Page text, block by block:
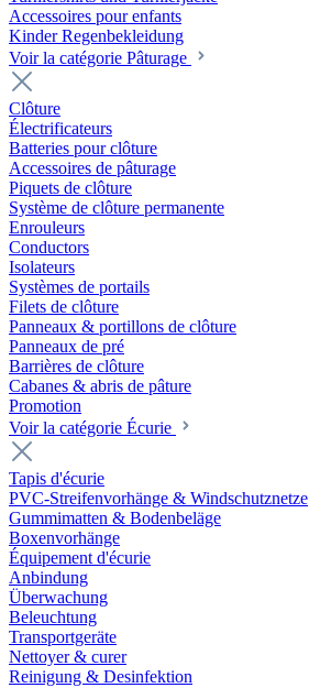
Accessoires pour enfants
Kinder Regenbekleidung
Voir la catégorie Pâturage
Clôture
Électrificateurs
Batteries pour clôture
Accessoires de pâturage
Piquets de clôture
Système de clôture permanente
Enrouleurs
Conductors
Isolateurs
Systèmes de portails
Filets de clôture
Panneaux & portillons de clôture
Panneaux de pré
Barrières de clôture
Cabanes & abris de pâture
Promotion
Voir la catégorie Écurie
Tapis d'écurie
PVC-Streifenvorhänge & Windschutznetze
Gummimatten & Bodenbeläge
Boxenvorhänge
Équipement d'écurie
Anbindung
Überwachung
Beleuchtung
Transportgeräte
Nettoyer & curer
Reinigung & Desinfektion